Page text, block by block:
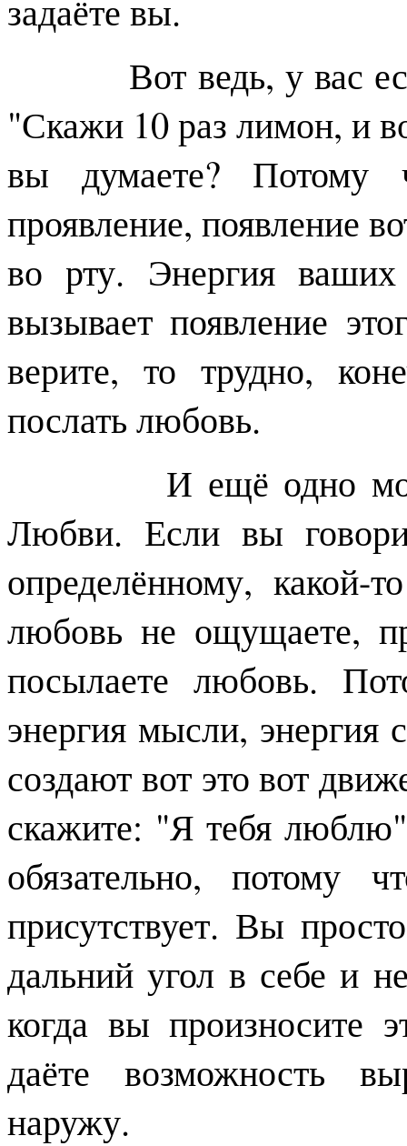
задаёте вы.
Вот ведь, у вас есть
"Скажи 10 раз лимон, и
вы думаете? Потому
проявление, появление
во рту. Энергия
вызывает появление
верите, то трудно,
послать любовь.
И ещё одно могу
Любви. Если вы
определённому,
любовь не ощущаете,
посылаете любовь.
энергия мысли, энергия
создают вот это вот
скажите: "Я тебя
обязательно, потому
присутствует. Вы
дальний угол в себе и
когда вы произносите
даёте возможность
наружу.